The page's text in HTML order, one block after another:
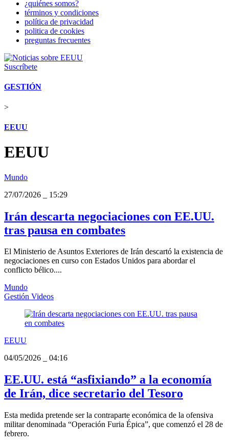
¿quiénes somos?
términos y condiciones
política de privacidad
politica de cookies
preguntas frecuentes
Suscríbete
GESTIÓN
>
EEUU
EEUU
Mundo
27/07/2026
15:29
Irán descarta negociaciones con EE.UU.
tras pausa en combates
El Ministerio de Asuntos Exteriores de Irán descartó la existencia de
negociaciones en curso con Estados Unidos para abordar el
conflicto bélico....
Mundo
Gestión Videos
EEUU
04/05/2026
04:16
EE.UU. está “asfixiando” a la economía
de Irán, dice secretario del Tesoro
Esta medida pretende ser la contraparte económica de la ofensiva
militar denominada “Operación Furia Épica”, que comenzó el 28 de
febrero.